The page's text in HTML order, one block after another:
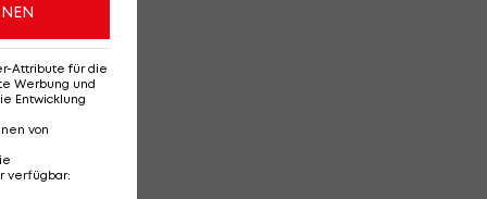
Attribute für die
Werbung und
Entwicklung
von
verfügbar: